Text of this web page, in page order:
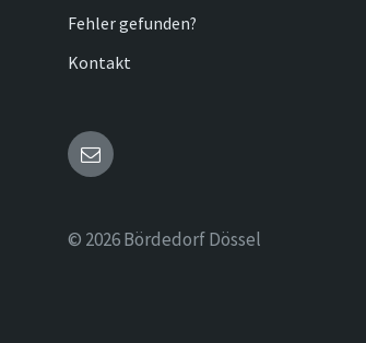
Fehler gefunden?
Kontakt
Email
© 2026 Bördedorf Dössel